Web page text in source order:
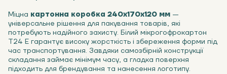
Міцна картонна коробка 240x170x120 мм —
універсальне рішення для пакування товарів, які
потребують надійного захисту. Білий мікрогофрокартон
Т24 Е гарантує високу жорсткість і збереження форми під
час транспортування. Завдяки самозбірній конструкції
складання займає мінімум часу, а гладка поверхня
підходить для брендування та нанесення логотипу.